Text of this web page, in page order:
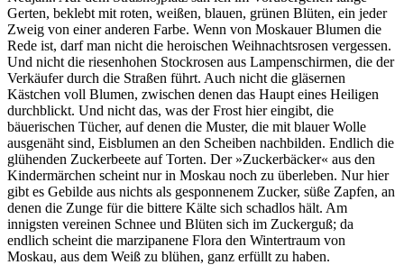
Gerten, beklebt mit roten, weißen, blauen, grünen Blüten, ein jeder
Zweig von einer anderen Farbe. Wenn von Moskauer Blumen die
Rede ist, darf man nicht die heroischen Weihnachtsrosen vergessen.
Und nicht die riesenhohen Stockrosen aus Lampenschirmen, die der
Verkäufer durch die Straßen führt. Auch nicht die gläsernen
Kästchen voll Blumen, zwischen denen das Haupt eines Heiligen
durchblickt. Und nicht das, was der Frost hier eingibt, die
bäuerischen Tücher, auf denen die Muster, die mit blauer Wolle
ausgenäht sind, Eisblumen an den Scheiben nachbilden. Endlich die
glühenden Zuckerbeete auf Torten. Der »Zuckerbäcker« aus den
Kindermärchen scheint nur in Moskau noch zu überleben. Nur hier
gibt es Gebilde aus nichts als gesponnenem Zucker, süße Zapfen, an
denen die Zunge für die bittere Kälte sich schadlos hält. Am
innigsten vereinen Schnee und Blüten sich im Zuckerguß; da
endlich scheint die marzipanene Flora den Wintertraum von
Moskau, aus dem Weiß zu blühen, ganz erfüllt zu haben.